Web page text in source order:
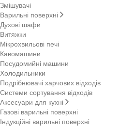
Змішувачі
Варильні поверхні
Духові шафи
Витяжки
Мікрохвильові печі
Кавомашини
Посудомийні машини
Холодильники
Подрібнювачі харчових відходів
Системи сортування відходів
Аксесуари для кухні
Газові варильні поверхні
Індукційні варильні поверхні